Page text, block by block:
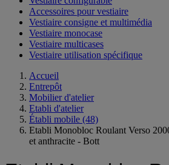
Accessoires pour vestiaire
Vestiaire consigne et multimédia
Vestiaire monocase
Vestiaire multicases
Vestiaire utilisation spécifique
Accueil
Entrepôt
Mobilier d'atelier
Etabli d'atelier
Établi mobile (48)
Etabli Monobloc Roulant Verso
et anthracite - Bott